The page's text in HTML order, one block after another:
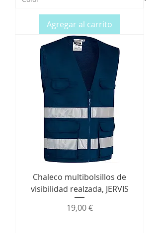
Agregar al carrito
Chaleco multibolsillos de
visibilidad realzada, JERVIS
Precio
19,00 €